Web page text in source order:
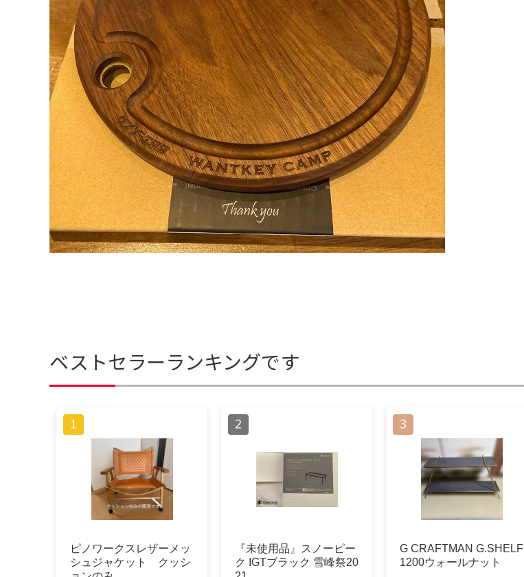
ベストセラーランキングです
ピノワークスレザーメッ
シュジャケット クッシ
『未使用品』スノーピー
ク IGTブラック 雪峰祭20
G CRAFTMAN G.SHELF
1200ウォールナット